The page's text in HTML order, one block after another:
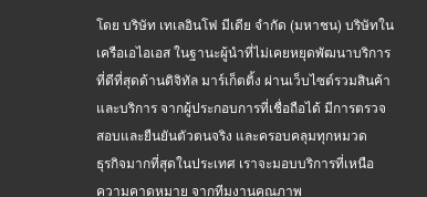
โดย บริษัท เทเลอินโฟ มีเดีย จำกัด (มหาชน) บริษัทใน
เครือเอไอเอส ในฐานะผู้นำที่ไม่เคยหยุดพัฒนาบริการ
ที่ดีที่สุดด้านดิจิทัล มาร์เก็ตติ้ง ผ่านเว็บไซต์รวมสินค้า
และบริการ จากผู้ประกอบการที่เชื่อถือได้ มีการตรวจ
สอบและยืนยันตัวตนจริง และครอบคลุมทุกหมวด
ธุรกิจมากที่สุดในประเทศ เราจะมอบบริการที่เหนือ
ความคาดหมาย จากทีมงานคุณภาพ